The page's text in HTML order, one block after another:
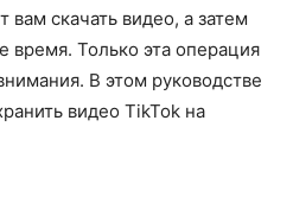
вам скачать видео, а затем
время. Только эта операция
. В этом руководстве
видео TikTok на